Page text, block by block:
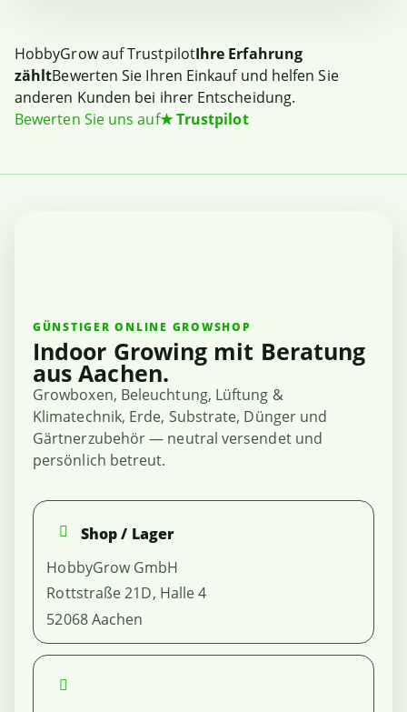
HobbyGrow auf TrustpilotIhre Erfahrung
zähltBewerten Sie Ihren Einkauf und helfen Sie
anderen Kunden bei ihrer Entscheidung.
Bewerten Sie uns auf★Trustpilot
GÜNSTIGER ONLINE GROWSHOP
Indoor Growing mit Beratung
aus Aachen.
Growboxen, Beleuchtung, Lüftung &
Klimatechnik, Erde, Substrate, Dünger und
Gärtnerzubehör — neutral versendet und
persönlich betreut.
Shop / Lager
HobbyGrow GmbH
Rottstraße 21D, Halle 4
52068 Aachen